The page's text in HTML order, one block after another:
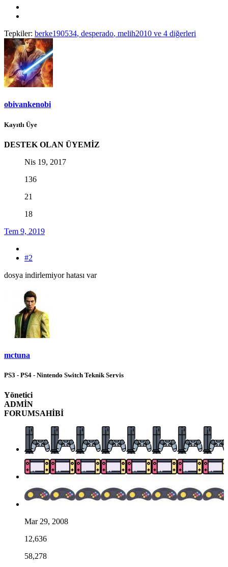
Tepkiler: berke190534, desperado, melih2010 ve 4 diğerleri
obivankenobi
Kayıtlı Üye
DESTEK OLAN ÜYEMİZ
Nis 19, 2017
136
21
18
Tem 9, 2019
#2
dosya indirlemiyor hatası var
mctuna
PS3 - PS4 - Nintendo Switch Teknik Servis
Yönetici
ADMİN
FORUMSAHİBİ
Mar 29, 2008
12,636
58,278